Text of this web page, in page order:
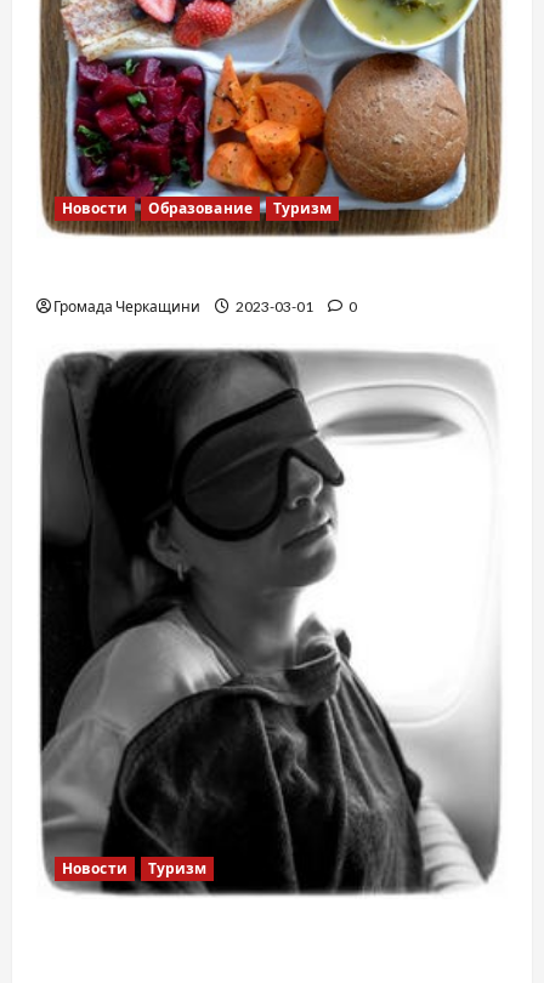
Новости Образование Туризм
Громада Черкащини 2023-03-01 0
Новости Туризм